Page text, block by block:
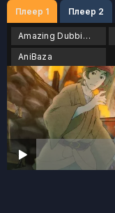
Плеер 1 Плеер 2
Amazing Dubbing
AniBaza